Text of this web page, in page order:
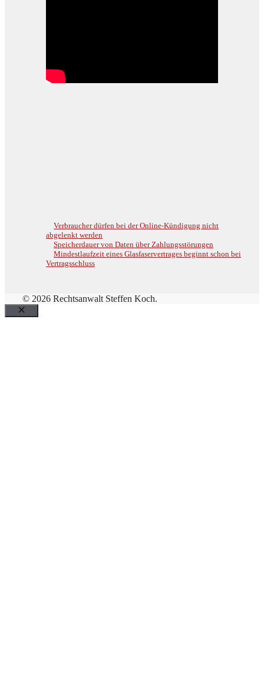
Verbraucher dürfen bei der Online-Kündigung nicht
abgelenkt werden
Speicherdauer von Daten über Zahlungsstörungen
Mindestlaufzeit eines Glasfaservertrages beginnt schon bei
Vertragsschluss
© 2026 Rechtsanwalt Steffen Koch.
Schließen